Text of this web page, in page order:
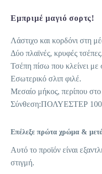
Εμπριμέ μαγιό σορτς!
Λάστιχο και κορδόνι στη
Δύο πλαϊνές, κρυφές τσέπες.
Τσέπη πίσω που κλείνει με
Εσωτερικό σλιπ φιλέ.
Μεσαίο μήκος, περίπου
Σύνθεση:ΠΟΛΥΕΣΤΕΡ
Επέλεξε πρώτα χρώμα & μετά
Αυτό το προϊόν είναι
στιγμή.